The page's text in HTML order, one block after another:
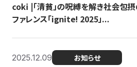
coki |「清貧」の呪縛を解き社会包
ファレンス「ignite! 2025」...
2025.12.09 お知らせ